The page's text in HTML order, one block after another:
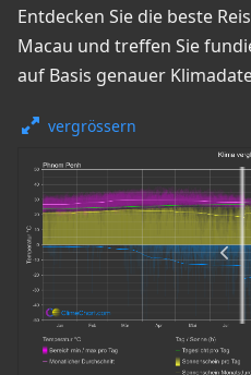
Entdecken Sie die beste
Macau und treffen Sie
auf Basis genauer
vergrössern